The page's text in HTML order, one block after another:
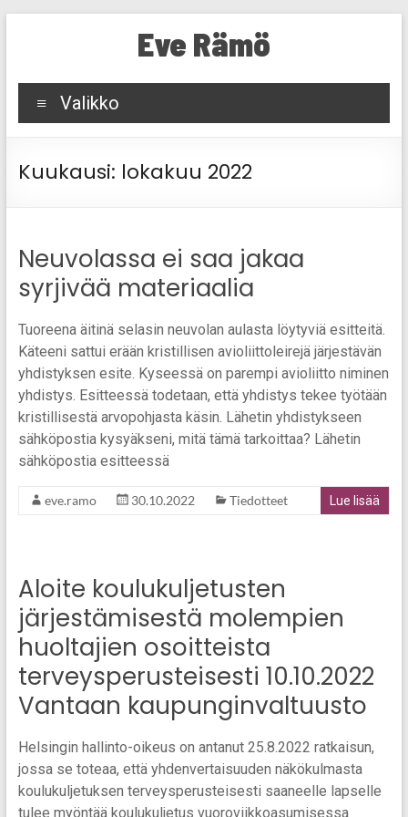
Eve Rämö
Valikko
Kuukausi: lokakuu 2022
Neuvolassa ei saa jakaa
syrjivää materiaalia
Tuoreena äitinä selasin neuvolan aulasta löytyviä esitteitä.
Käteeni sattui erään kristillisen avioliittoleirejä järjestävän
yhdistyksen esite. Kyseessä on parempi avioliitto niminen
yhdistys. Esitteessä todetaan, että yhdistys tekee työtään
kristillisestä arvopohjasta käsin. Lähetin yhdistykseen
sähköpostia kysyäkseni, mitä tämä tarkoittaa? Lähetin
sähköpostia esitteessä
eve.ramo 30.10.2022 Tiedotteet Lue lisää
Aloite koulukuljetusten
järjestämisestä molempien
huoltajien osoitteista
terveysperusteisesti 10.10.2022
Vantaan kaupunginvaltuusto
Helsingin hallinto-oikeus on antanut 25.8.2022 ratkaisun,
jossa se toteaa, että yhdenvertaisuuden näkökulmasta
koulukuljetuksen terveysperusteisesti saaneelle lapselle
tulee myöntää koulukuljetus vuoroviikkoasumisessa